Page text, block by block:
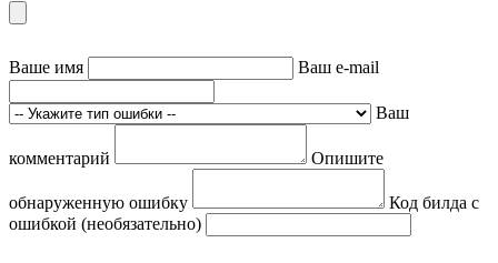
Ваше имя Ваш e-mail
Ваш
комментарий Опишите
обнаруженную ошибку
Код билда с
ошибкой (необязательно)